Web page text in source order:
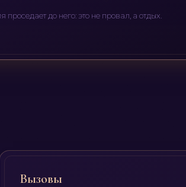
до него: это не провал, а отдых.
Вызовы